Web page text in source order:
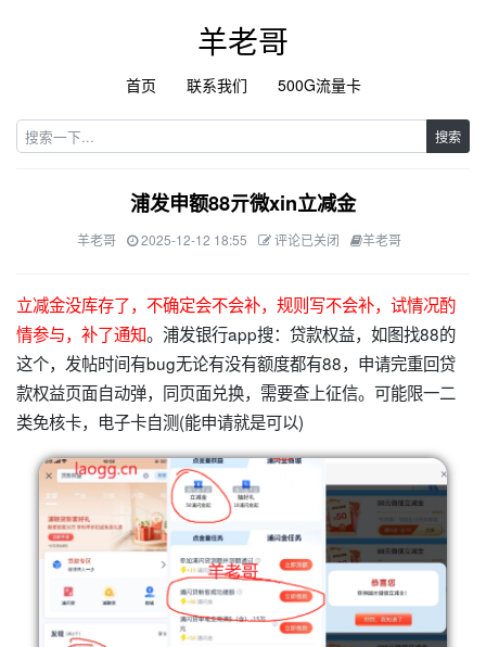
羊老哥
首页 联系我们 500G流量卡
搜索
浦发申额88亓微xin立减金
羊老哥 2025-12-12 18:55 评论已关闭 羊老哥
立减金没库存了，不确定会不会补，规则写不会补，试情况酌
情参与，补了通知。浦发银行app搜：贷款权益，如图找88的
这个，发帖时间有bug无论有没有额度都有88，申请完重回贷
款权益页面自动弹，同页面兑换，需要查上征信。可能限一二
类免核卡，电子卡自测(能申请就是可以)